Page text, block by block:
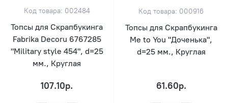
Код товара: 002484
Топсы для Скрапбукинга
Fabrika Decoru 6767285
"Military style 454", d=25
мм., Круглая
107.10р.
Код товара: 000916
Топсы для Скрапбукинга
Me to You "Доченька",
d=25 мм., Круглая
61.60р.